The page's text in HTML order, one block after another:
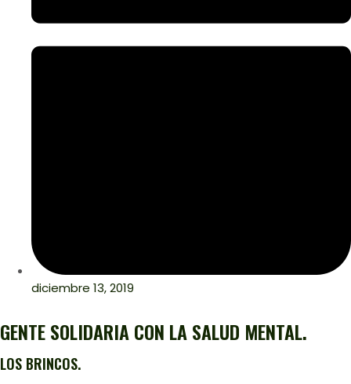
diciembre 13, 2019
GENTE SOLIDARIA CON LA SALUD MENTAL.
LOS BRINCOS.